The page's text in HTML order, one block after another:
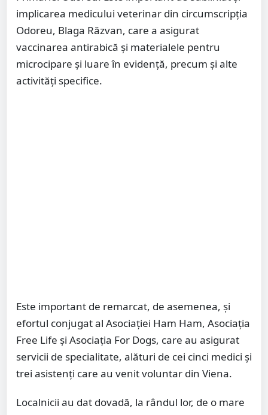
implicarea medicului veterinar din circumscripția
Odoreu, Blaga Răzvan, care a asigurat
vaccinarea antirabică și materialele pentru
microcipare și luare în evidență, precum și alte
activități specifice.
Este important de remarcat, de asemenea, și
efortul conjugat al Asociației Ham Ham, Asociația
Free Life și Asociația For Dogs, care au asigurat
servicii de specialitate, alături de cei cinci medici și
trei asistenți care au venit voluntar din Viena.
Localnicii au dat dovadă, la rândul lor, de o mare